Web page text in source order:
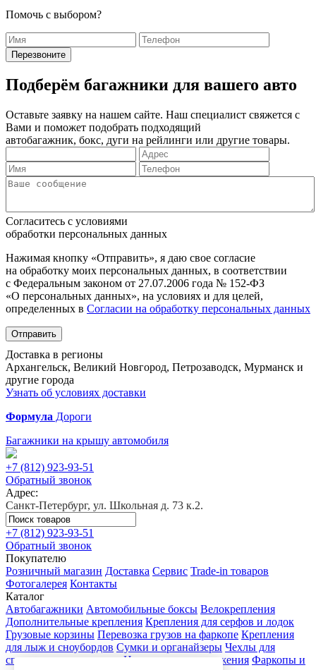
Помочь с выбором?
Подберём багажники для вашего авто
Оставьте заявку на нашем сайте. Наш специалист свяжется с
Вами и поможет подобрать подходящий
автобагажник, бокс, дуги на рейлинги или другие товары.
Согласитесь с условиями
обработки персональных данных
Нажимая кнопку «Отправить», я даю свое согласие
на обработку моих персональных данных, в соответствии
с Федеральным законом от 27.07.2006 года № 152-ФЗ
«О персональных данных», на условиях и для целей,
определенных в Согласии на обработку персональных данных
Отправить
Доставка в регионы
Архангельск, Великий Новгород, Петрозаводск, Мурманск и
другие города
Узнать об условиях доставки
Формула Дороги
Багажники на крышу автомобиля
+7 (812) 923-93-51
Обратный звонок
Адрес:
Санкт-Петербург, ул. Школьная д. 73 к.2.
+7 (812) 923-93-51
Обратный звонок
Покупателю
Розничный магазин Доставка Сервис Trade-in товаров
Фотогалерея Контакты
Каталог
Автобагажники Автомобильные боксы Велокрепления
Дополнительные крепления Крепления для серфов и лодок
Грузовые корзины Перевозка грузов на фаркопе Крепления
для лыж и сноубордов Сумки и органайзеры Чехлы для
спортивного инвентаря
Цепи противоскольжения Фаркопы и